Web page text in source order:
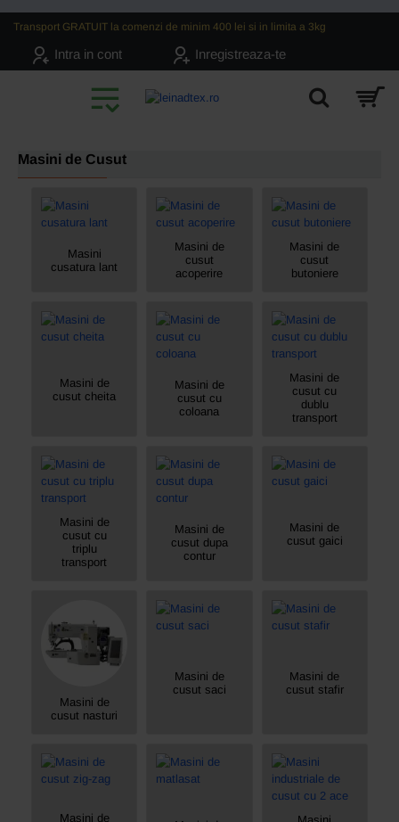
Transport GRATUIT la comenzi de minim 400 lei si in limita a 3kg
Intra in cont Inregistreaza-te
Masini de Cusut
Masini
cusatura lant
Masini de
cusut
acoperire
Masini de
cusut
butoniere
Masini de
cusut cheita
Masini de
cusut cu
coloana
Masini de
cusut cu
dublu
transport
Masini de
cusut cu
triplu
transport
Masini de
cusut dupa
contur
Masini de
cusut gaici
Masini de
cusut nasturi
Masini de
cusut saci
Masini de
cusut stafir
Masini de